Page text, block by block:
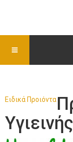
Ειδικά Προιόντα